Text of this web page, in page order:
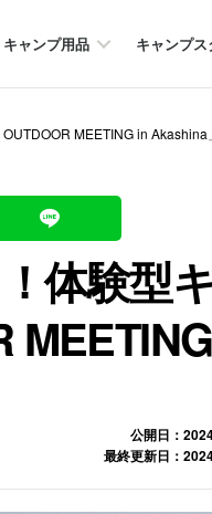
キャンプ用品 キャンプ
MEETING in
体験型
公開日：
最終更新日：